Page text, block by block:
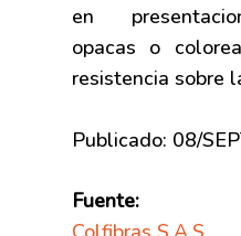
en
opacas o
resistencia sobre
Publicado: 08/
Fuente: